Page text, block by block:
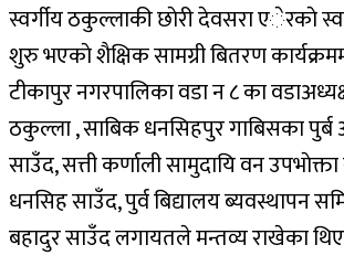
स्वर्गीय ठकुल्लाकी छाेरी देवसरा एेरकाे
शुरु भएकाे शैक्षिक सामग्री बितरण
टीकापुर नगरपालिका वडा न ८ का
ठकुल्ला , साबिक धनसिहपुर गाबिसका पुर्ब
साउँद, सत्ती कर्णाली सामुदायि वन
धनसिह साउँद, पुर्व बिद्यालय ब्यवस्थापन
बहादुर साउँद लगायतले मन्तव्य राखेका